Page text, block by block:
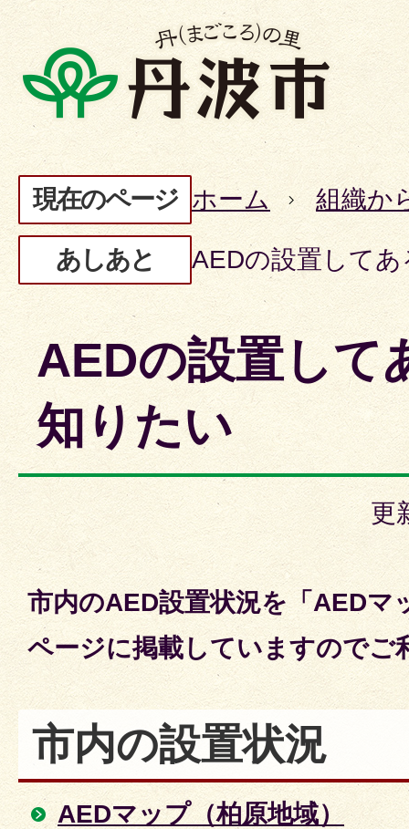
現在のページ ホーム 組織か
あしあと AEDの設置して
AEDの設置して
知りたい
更
市内のAED設置状況を「AEDマ
ページに掲載していますのでご
市内の設置状況
AEDマップ（柏原地域）